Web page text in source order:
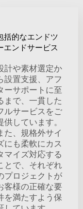
括的なエンドツ
エンドサービス
計や素材選定か
設置支援、アフ
ーサポートに至
まで、一貫した
ルサービスをご
供しています。
た、規格外サイ
にも柔軟にカス
マイズ対応する
とで、それぞれ
プロジェクトが
客様の正確な要
を満たすよう保